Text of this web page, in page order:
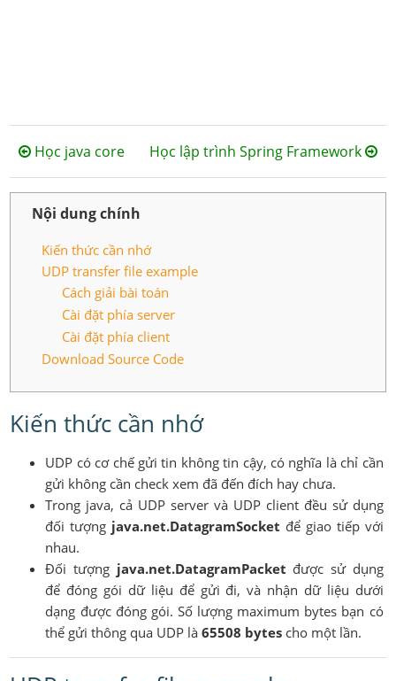
Học java core Học lập trình Spring Framework
Nội dung chính
Kiến thức cần nhớ
UDP transfer file example
Cách giải bài toán
Cài đặt phía server
Cài đặt phía client
Download Source Code
Kiến thức cần nhớ
UDP có cơ chế gửi tin không tin cậy, có nghĩa là chỉ cần
gửi không cần check xem đã đến đích hay chưa.
Trong java, cả UDP server và UDP client đều sử dụng
đối tượng java.net.DatagramSocket để giao tiếp với
nhau.
Đối tượng java.net.DatagramPacket được sử dụng
để đóng gói dữ liệu để gửi đi, và nhận dữ liệu dưới
dạng được đóng gói. Số lượng maximum bytes bạn có
thể gửi thông qua UDP là65508 bytes cho một lần.